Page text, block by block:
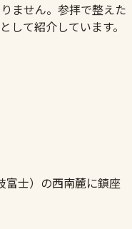
ません。参拝で整えた
して紹介しています。
富士）の西南麓に鎮座